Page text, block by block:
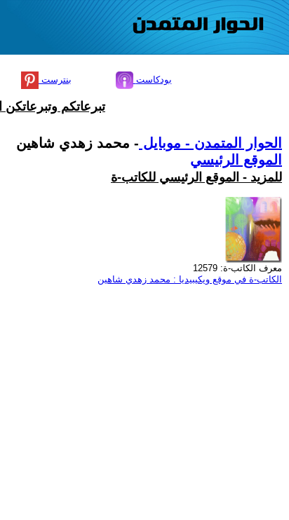
بنترست بودكاست
تبرعاتكم
الحوار المتمدن - موبايل - محمد زهدي شاهين
الموقع الرئيسي
للمزيد - الموقع الرئيسي للكاتب-ة
معرف الكاتب-ة: 12579
الكاتب-ة في موقع ويكيبيديا : محمد زهدي شاهين